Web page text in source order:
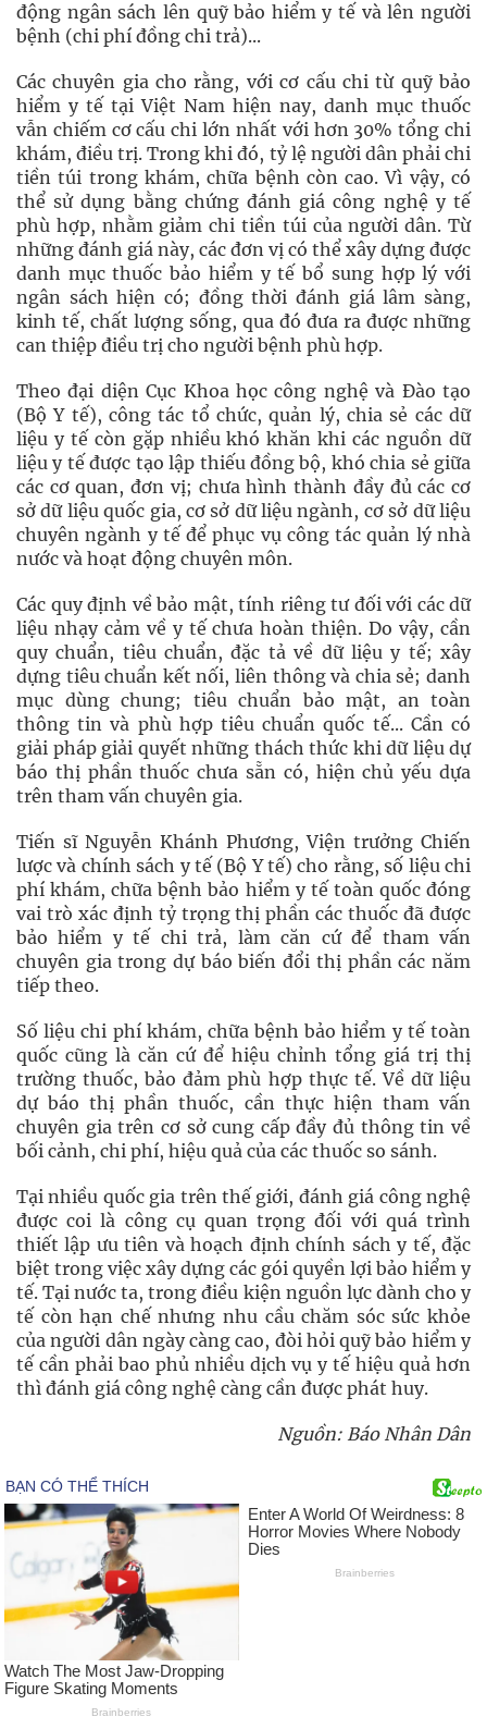
động ngân sách lên quỹ bảo hiểm y tế và lên người
bệnh (chi phí đồng chi trả)...
Các chuyên gia cho rằng, với cơ cấu chi từ quỹ bảo
hiểm y tế tại Việt Nam hiện nay, danh mục thuốc
vẫn chiếm cơ cấu chi lớn nhất với hơn 30% tổng chi
khám, điều trị. Trong khi đó, tỷ lệ người dân phải chi
tiền túi trong khám, chữa bệnh còn cao. Vì vậy, có
thể sử dụng bằng chứng đánh giá công nghệ y tế
phù hợp, nhằm giảm chi tiền túi của người dân. Từ
những đánh giá này, các đơn vị có thể xây dựng được
danh mục thuốc bảo hiểm y tế bổ sung hợp lý với
ngân sách hiện có; đồng thời đánh giá lâm sàng,
kinh tế, chất lượng sống, qua đó đưa ra được những
can thiệp điều trị cho người bệnh phù hợp.
Theo đại diện Cục Khoa học công nghệ và Đào tạo
(Bộ Y tế), công tác tổ chức, quản lý, chia sẻ các dữ
liệu y tế còn gặp nhiều khó khăn khi các nguồn dữ
liệu y tế được tạo lập thiếu đồng bộ, khó chia sẻ giữa
các cơ quan, đơn vị; chưa hình thành đầy đủ các cơ
sở dữ liệu quốc gia, cơ sở dữ liệu ngành, cơ sở dữ liệu
chuyên ngành y tế để phục vụ công tác quản lý nhà
nước và hoạt động chuyên môn.
Các quy định về bảo mật, tính riêng tư đối với các dữ
liệu nhạy cảm về y tế chưa hoàn thiện. Do vậy, cần
quy chuẩn, tiêu chuẩn, đặc tả về dữ liệu y tế; xây
dựng tiêu chuẩn kết nối, liên thông và chia sẻ; danh
mục dùng chung; tiêu chuẩn bảo mật, an toàn
thông tin và phù hợp tiêu chuẩn quốc tế... Cần có
giải pháp giải quyết những thách thức khi dữ liệu dự
báo thị phần thuốc chưa sẵn có, hiện chủ yếu dựa
trên tham vấn chuyên gia.
Tiến sĩ Nguyễn Khánh Phương, Viện trưởng Chiến
lược và chính sách y tế (Bộ Y tế) cho rằng, số liệu chi
phí khám, chữa bệnh bảo hiểm y tế toàn quốc đóng
vai trò xác định tỷ trọng thị phần các thuốc đã được
bảo hiểm y tế chi trả, làm căn cứ để tham vấn
chuyên gia trong dự báo biến đổi thị phần các năm
tiếp theo.
Số liệu chi phí khám, chữa bệnh bảo hiểm y tế toàn
quốc cũng là căn cứ để hiệu chỉnh tổng giá trị thị
trường thuốc, bảo đảm phù hợp thực tế. Về dữ liệu
dự báo thị phần thuốc, cần thực hiện tham vấn
chuyên gia trên cơ sở cung cấp đầy đủ thông tin về
bối cảnh, chi phí, hiệu quả của các thuốc so sánh.
Tại nhiều quốc gia trên thế giới, đánh giá công nghệ
được coi là công cụ quan trọng đối với quá trình
thiết lập ưu tiên và hoạch định chính sách y tế, đặc
biệt trong việc xây dựng các gói quyền lợi bảo hiểm y
tế. Tại nước ta, trong điều kiện nguồn lực dành cho y
tế còn hạn chế nhưng nhu cầu chăm sóc sức khỏe
của người dân ngày càng cao, đòi hỏi quỹ bảo hiểm y
tế cần phải bao phủ nhiều dịch vụ y tế hiệu quả hơn
thì đánh giá công nghệ càng cần được phát huy.
Nguồn: Báo Nhân Dân